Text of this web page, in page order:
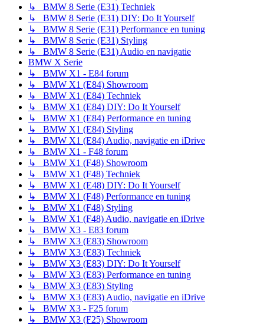
↳ BMW 8 Serie (E31) Techniek
↳ BMW 8 Serie (E31) DIY: Do It Yourself
↳ BMW 8 Serie (E31) Performance en tuning
↳ BMW 8 Serie (E31) Styling
↳ BMW 8 Serie (E31) Audio en navigatie
BMW X Serie
↳ BMW X1 - E84 forum
↳ BMW X1 (E84) Showroom
↳ BMW X1 (E84) Techniek
↳ BMW X1 (E84) DIY: Do It Yourself
↳ BMW X1 (E84) Performance en tuning
↳ BMW X1 (E84) Styling
↳ BMW X1 (E84) Audio, navigatie en iDrive
↳ BMW X1 - F48 forum
↳ BMW X1 (F48) Showroom
↳ BMW X1 (F48) Techniek
↳ BMW X1 (E48) DIY: Do It Yourself
↳ BMW X1 (F48) Performance en tuning
↳ BMW X1 (F48) Styling
↳ BMW X1 (F48) Audio, navigatie en iDrive
↳ BMW X3 - E83 forum
↳ BMW X3 (E83) Showroom
↳ BMW X3 (E83) Techniek
↳ BMW X3 (E83) DIY: Do It Yourself
↳ BMW X3 (E83) Performance en tuning
↳ BMW X3 (E83) Styling
↳ BMW X3 (E83) Audio, navigatie en iDrive
↳ BMW X3 - F25 forum
↳ BMW X3 (F25) Showroom